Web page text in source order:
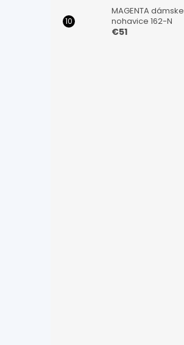
MAGENTA dámske
nohavice 162-N
€51